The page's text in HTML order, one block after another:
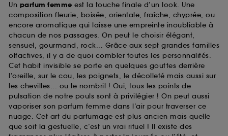
Un parfum femme est la touche finale d’un look. Une
composition fleurie, boisée, orientale, fraîche, chyprée, ou
encore aromatique qui laisse une empreinte inoubliable à
chacun de nos passages. On peut le choisir élégant,
sensuel, gourmand, rock... Grâce aux sept grandes familles
olfactives, il y a de quoi combler toutes les personnalités.
Cet habit invisible se porte en quelques gouttes derrière
l’oreille, sur le cou, les poignets, le décolleté mais aussi sur
les chevilles... ou le nombril ! Oui, tous les points de
pulsation de notre pouls sont à privilégier ! On peut aussi
vaporiser son parfum femme dans l’air pour traverser ce
nuage. Cet art du parfumage est plus ancien mais quelle
que soit la gestuelle, c’est un vrai rituel ! Il existe des